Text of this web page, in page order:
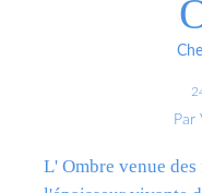
Par
L' Ombre venue